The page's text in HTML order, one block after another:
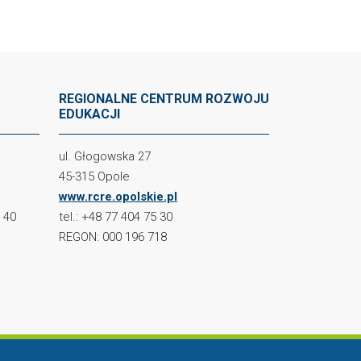
40
REGIONALNE CENTRUM ROZWOJU
EDUKACJI
ul. Głogowska 27
45-315 Opole
www.rcre.opolskie.pl
tel.: +48 77 404 75 30
REGON: 000 196 718